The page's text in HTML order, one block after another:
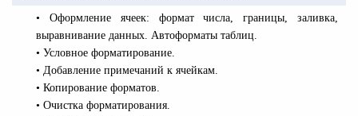
• Оформление ячеек: формат числа, границы, заливка,
выравнивание данных. Автоформаты таблиц.
• Условное форматирование.
• Добавление примечаний к ячейкам.
• Копирование форматов.
• Очистка форматирования.